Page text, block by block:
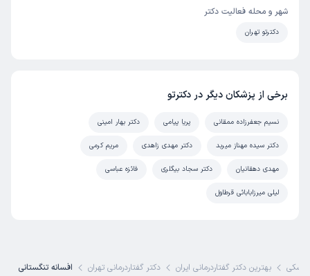
شهر و محله فعالیت دکتر
دکترتو تهران
برخی از پزشکان دیگر در دکترتو
نسیم جعفرزاده ممقانی پریا پیامی دکتر بهار امینی
دکتر سیده مهناز میربد دکتر مهدی زاهدی مریم کرمی
مهدی دهقانیان دکتر سجاد بیگلری فائزه عباسی
لیلی میرزابابائی قرطاول
بهترین دکتر گفتاردرمانی ایران دکتر گفتاردرمانی تهران افسانه تنگستانی